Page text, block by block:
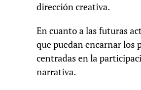
dirección creativa.
En cuanto a las futuras
que puedan encarnar los
centradas en la
narrativa.